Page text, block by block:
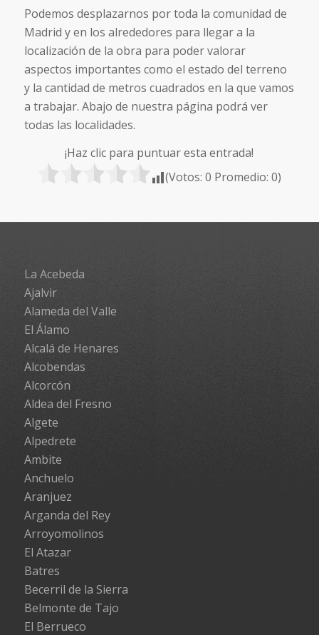
Podemos desplazarnos por toda la comunidad de
Madrid y en los alrededores para llegar a la
localización de la obra para poder valorar
aspectos importantes como el estado del terreno
y la cantidad de metros cuadrados en la que vamos
a trabajar. Abajo de nuestra página podrá ver
todas las localidades.
¡Haz clic para puntuar esta entrada!
(Votos:0 Promedio:0)
La Acebeda
Ajalvir
Alameda del Valle
El Álamo
Alcalá de Henares
Alcobendas
Alcorcón
Aldea del Fresno
Algete
Alpedrete
Ambite
Anchuelo
Aranjuez
Arganda del Rey
Arroyomolinos
El Atazar
Batres
Becerril de la Sierra
Belmonte de Tajo
El Berrueco